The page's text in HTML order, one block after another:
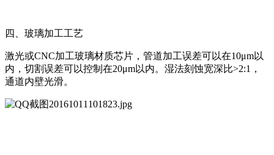
四、玻璃加工工艺
激光或CNC加工玻璃材质芯片，管道加工误差可以在10μm以
内，切割误差可以控制在20μm以内。湿法刻蚀宽深比>2:1，
通道内壁光滑。